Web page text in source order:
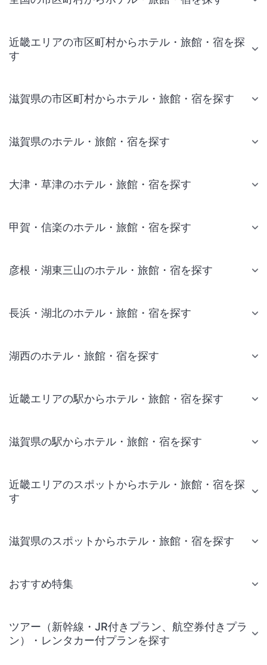
近畿エリアの市区町村からホテル・旅館・宿を探
す
滋賀県の市区町村からホテル・旅館・宿を探す
滋賀県のホテル・旅館・宿を探す
大津・草津のホテル・旅館・宿を探す
甲賀・信楽のホテル・旅館・宿を探す
彦根・湖東三山のホテル・旅館・宿を探す
長浜・湖北のホテル・旅館・宿を探す
湖西のホテル・旅館・宿を探す
近畿エリアの駅からホテル・旅館・宿を探す
滋賀県の駅からホテル・旅館・宿を探す
近畿エリアのスポットからホテル・旅館・宿を探
す
滋賀県のスポットからホテル・旅館・宿を探す
おすすめ特集
ツアー（新幹線・JR付きプラン、航空券付きプラ
ン）・レンタカー付プランを探す